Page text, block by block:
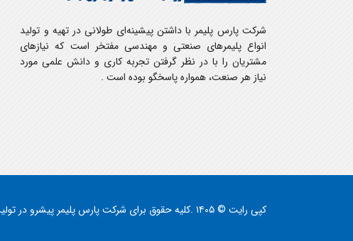
شرکت پارس پلیمر با داشتن پیشینه‌ای طولانی در تهیه و تولید
انواع پلیمرهای صنعتی و مهندسی مفتخر است که نیازهای
مشتریان را با در نظر گرفتن تجربه کاری و دانش علمی مورد
نیاز هر صنعت، همواره پاسخگو بوده است .
کپی رایت © ۱۴۰۵ .کلیه حقوق برای شرکت پارس پلیمر پیشرو در تولید و واردات انواع ورق، میلگرد و لوله‌های پلیمری محفوظ است.